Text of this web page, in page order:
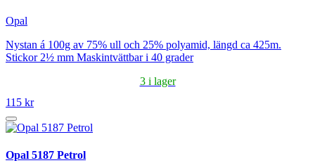
Opal
Nystan á 100g av 75% ull och 25% polyamid, längd ca 425m.
Stickor 2½ mm Maskintvättbar i 40 grader
3 i lager
115 kr
Opal 5187 Petrol